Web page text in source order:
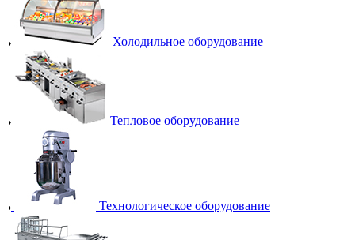
Холодильное оборудование
Тепловое оборудование
Технологическое оборудование